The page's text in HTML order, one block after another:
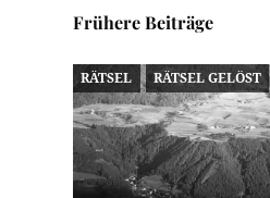
Frühere Beiträge
RÄTSEL RÄTSEL GELÖST